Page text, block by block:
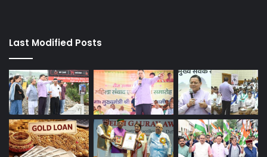
Last Modified Posts